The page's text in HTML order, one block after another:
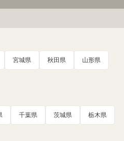
宮城県 秋田県 山形県
千葉県 茨城県 栃木県